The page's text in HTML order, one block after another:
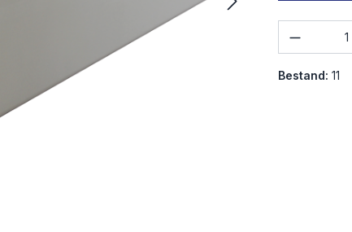
Bestand: 11